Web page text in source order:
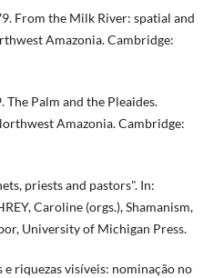
From the Milk River: spatial and
Amazonia. Cambridge:
The Palm and the Pleaides.
Amazonia. Cambridge:
priests and pastors". In:
Caroline (orgs.), Shamanism,
University of Michigan Press.
e riquezas visíveis: nominação no